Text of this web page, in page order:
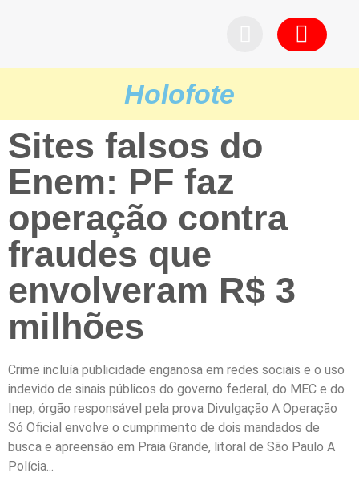
Holofote
Sites falsos do
Enem: PF faz
operação contra
fraudes que
envolveram R$ 3
milhões
Crime incluía publicidade enganosa em redes sociais e o uso
indevido de sinais públicos do governo federal, do MEC e do
Inep, órgão responsável pela prova Divulgação A Operação
Só Oficial envolve o cumprimento de dois mandados de
busca e apreensão em Praia Grande, litoral de São Paulo A
Polícia...